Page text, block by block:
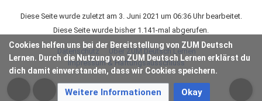
Cookies helfen uns bei der Bereitstellung von ZUM Deutsch
Lernen. Durch die Nutzung von ZUM Deutsch Lernen erklärst du
dich damit einverstanden, dass wir Cookies speichern.
Weitere Informationen Okay
Diese Seite wurde zuletzt am 3. Juni 2021 um 06:36 Uhr bearbeitet.
Diese Seite wurde bisher 1.141-mal abgerufen.
Datenschutz
Über ZUM Deutsch Lernen
Impressum & Haftungsausschluss